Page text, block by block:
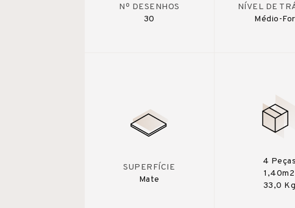
Nº DESENHOS
30
NÍVEL DE
Médio-
SUPERFÍCIE
Mate
4 Peças
1,40m2
33,0 Kg